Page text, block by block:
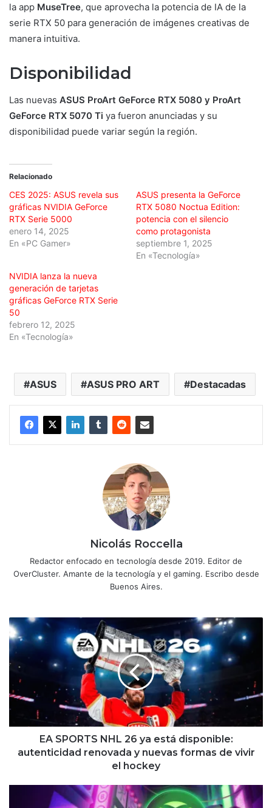
la app MuseTree, que aprovecha la potencia de IA de la
serie RTX 50 para generación de imágenes creativas de
manera intuitiva.
Disponibilidad
Las nuevas ASUS ProArt GeForce RTX 5080 y ProArt
GeForce RTX 5070 Ti ya fueron anunciadas y su
disponibilidad puede variar según la región.
Relacionado
CES 2025: ASUS revela sus
gráficas NVIDIA GeForce
RTX Serie 5000
enero 14, 2025
En «PC Gamer»
ASUS presenta la GeForce
RTX 5080 Noctua Edition:
potencia con el silencio
como protagonista
septiembre 1, 2025
En «Tecnología»
NVIDIA lanza la nueva
generación de tarjetas
gráficas GeForce RTX Serie
50
febrero 12, 2025
En «Tecnología»
ASUS ASUS PRO ART Destacadas
Nicolás Roccella
Redactor enfocado en tecnología desde 2019. Editor de
OverCluster. Amante de la tecnología y el gaming. Escribo desde
Buenos Aires.
EA
SPORTS
NHL
26
disponible:
autenticidad
renovada
nuevas
EA SPORTS NHL 26 ya está disponible:
autenticidad renovada y nuevas formas de vivir
el hockey